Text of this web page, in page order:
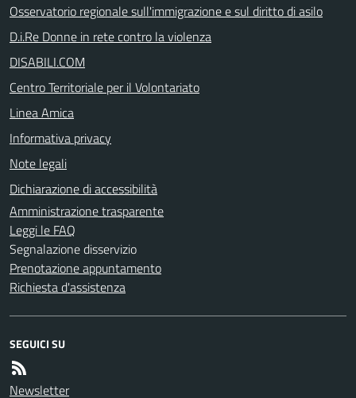
Osservatorio regionale sull'immigrazione e sul diritto di asilo
D.i.Re Donne in rete contro la violenza
DISABILI.COM
Centro Territoriale per il Volontariato
Linea Amica
Informativa privacy
Note legali
Dichiarazione di accessibilità
Amministrazione trasparente
Leggi le FAQ
Segnalazione disservizio
Prenotazione appuntamento
Richiesta d'assistenza
SEGUICI SU
Newsletter